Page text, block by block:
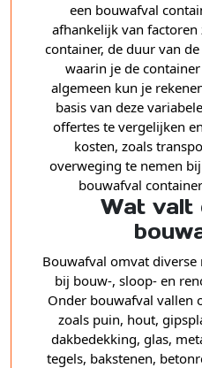
een bouwafval
afhankelijk van
container, de duur van
waarin je de
algemeen kun je
basis van deze
offertes te vergelijken
kosten, zoals
overweging te nemen
bouwafval
Wat valt
Bouwafval omvat
bij bouw-, sloop- en
Onder bouwafval vallen
zoals puin, hout,
dakbedekking, glas,
tegels, bakstenen,